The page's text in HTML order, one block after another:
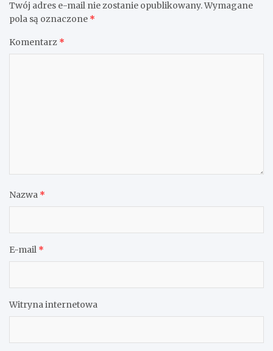
Twój adres e-mail nie zostanie opublikowany.Wymagane
pola są oznaczone *
Komentarz *
Nazwa *
E-mail *
Witryna internetowa